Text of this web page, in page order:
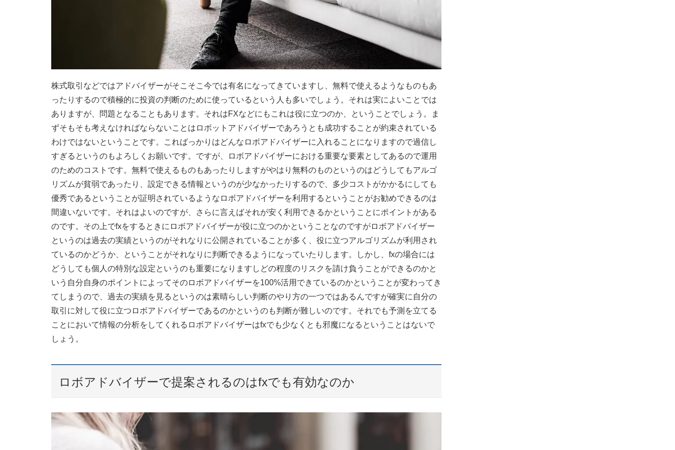
株式取引などではアドバイザーがそこそこ今では有名になってきていますし、無料で使えるようなものもあ
ったりするので積極的に投資の判断のために使っているという人も多いでしょう。それは実によいことでは
ありますが、問題となることもあります。それはFXなどにもこれは役に立つのか、ということでしょう。ま
ずそもそも考えなければならないことはロボットアドバイザーであろうとも成功することが約束されている
わけではないということです。こればっかりはどんなロボアドバイザーに入れることになりますので過信し
すぎるというのもよろしくお願いです。ですが、ロボアドバイザーにおける重要な要素としてあるので運用
のためのコストです。無料で使えるものもあったりしますがやはり無料のものというのはどうしてもアルゴ
リズムが貧弱であったり、設定できる情報というのが少なかったりするので、多少コストがかかるにしても
優秀であるということが証明されているようなロボアドバイザーを利用するということがお勧めできるのは
間違いないです。それはよいのですが、さらに言えばそれが安く利用できるかということにポイントがある
のです。その上でfxをするときにロボアドバイザーが役に立つのかということなのですがロボアドバイザー
というのは過去の実績というのがそれなりに公開されていることが多く、役に立つアルゴリズムが利用され
ているのかどうか、ということがそれなりに判断できるようになっていたりします。しかし、fxの場合には
どうしても個人の特別な設定というのも重要になりますしどの程度のリスクを請け負うことができるのかと
いう自分自身のポイントによってそのロボアドバイザーを100%活用できているのかということが変わってき
てしまうので、過去の実績を見るというのは素晴らしい判断のやり方の一つではあるんですが確実に自分の
取引に対して役に立つロボアドバイザーであるのかというのも判断が難しいのです。それでも予測を立てる
ことにおいて情報の分析をしてくれるロボアドバイザーはfxでも少なくとも邪魔になるということはないで
しょう。
ロボアドバイザーで提案されるのはfxでも有効なのか